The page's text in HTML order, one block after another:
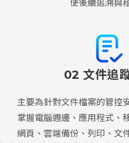
便後續追溯與
02 文件追
主要為針對文件檔案的管控
掌握電腦週邊、應用程式、
網頁、雲端備份、列印、文